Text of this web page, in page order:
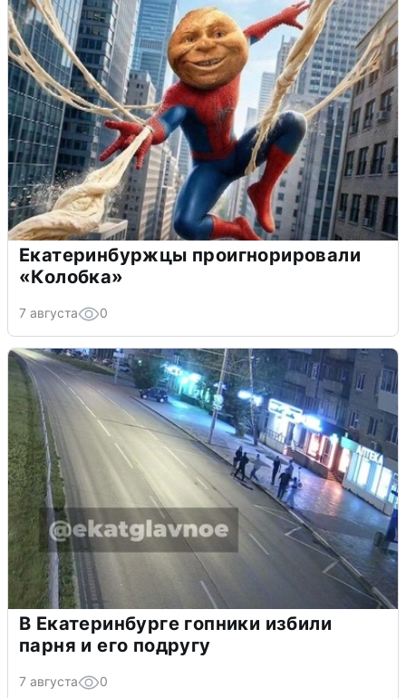
Екатеринбуржцы проигнорировали
«Колобка»
7 августа 0
В Екатеринбурге гопники избили
парня и его подругу
7 августа 0